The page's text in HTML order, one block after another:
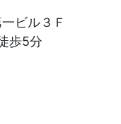
ビル３Ｆ
歩5分